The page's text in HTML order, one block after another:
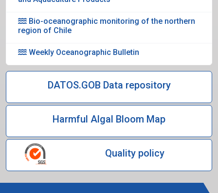
Bio-oceanographic monitoring of the northern
region of Chile
Weekly Oceanographic Bulletin
DATOS.GOB Data repository
Harmful Algal Bloom Map
Quality policy